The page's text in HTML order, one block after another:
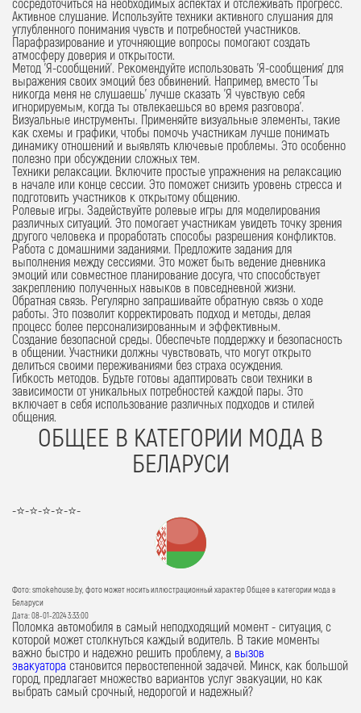
Активное слушание. Используйте техники активного слушания для
углубленного понимания чувств и потребностей участников.
Парафразирование и уточняющие вопросы помогают создать
атмосферу доверия и открытости.
Метод 'Я-сообщений'. Рекомендуйте использовать 'Я-сообщения' для
выражения своих эмоций без обвинений. Например, вместо 'Ты
никогда меня не слушаешь' лучше сказать 'Я чувствую себя
игнорируемым, когда ты отвлекаешься во время разговора'.
Визуальные инструменты. Применяйте визуальные элементы, такие
как схемы и графики, чтобы помочь участникам лучше понимать
динамику отношений и выявлять ключевые проблемы. Это особенно
полезно при обсуждении сложных тем.
Техники релаксации. Включите простые упражнения на релаксацию
в начале или конце сессии. Это поможет снизить уровень стресса и
подготовить участников к открытому общению.
Ролевые игры. Задействуйте ролевые игры для моделирования
различных ситуаций. Это помогает участникам увидеть точку зрения
другого человека и проработать способы разрешения конфликтов.
Работа с домашними заданиями. Предложите задания для
выполнения между сессиями. Это может быть ведение дневника
эмоций или совместное планирование досуга, что способствует
закреплению полученных навыков в повседневной жизни.
Обратная связь. Регулярно запрашивайте обратную связь о ходе
работы. Это позволит корректировать подход и методы, делая
процесс более персонализированным и эффективным.
Создание безопасной среды. Обеспечьте поддержку и безопасность
в общении. Участники должны чувствовать, что могут открыто
делиться своими переживаниями без страха осуждения.
Гибкость методов. Будьте готовы адаптировать свои техники в
зависимости от уникальных потребностей каждой пары. Это
включает в себя использование различных подходов и стилей
общения.
ОБЩЕЕ В КАТЕГОРИИ МОДА В
БЕЛАРУСИ
-⭐-⭐-⭐-⭐-⭐-
Фото: smokehouse.by, фото может носить иллюстрационный характер Общее в категории мода в
Беларуси
Дата: 08-01-2024 3:33:00
Поломка автомобиля в самый неподходящий момент - ситуация, с
которой может столкнуться каждый водитель. В такие моменты
важно быстро и надежно решить проблему, а вызов
эвакуатора становится первостепенной задачей. Минск, как большой
город, предлагает множество вариантов услуг эвакуации, но как
выбрать самый срочный, недорогой и надежный?